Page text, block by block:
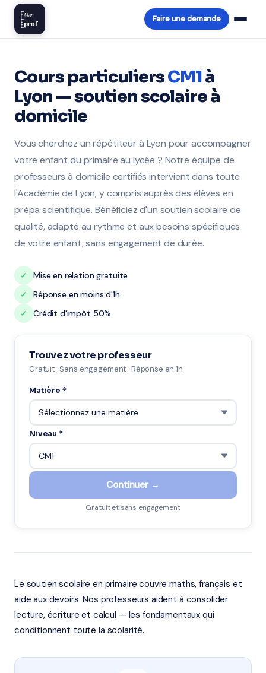
Mon
prof Faire une demande
Cours particuliersCM1 à
Lyon — soutien scolaire à
domicile
Vous cherchez un répétiteur à Lyon pour accompagner
votre enfant du primaire au lycée ? Notre équipe de
professeurs à domicile certifiés intervient dans toute
l'Académie de Lyon, y compris auprès des élèves en
prépa scientifique. Bénéficiez d'un soutien scolaire de
qualité, adapté au rythme et aux besoins spécifiques
de votre enfant, sans engagement de durée.
✓
Mise en relation gratuite
✓
Réponse en moins d'1h
✓
Crédit d'impôt 50%
Trouvez votre professeur
Gratuit · Sans engagement · Réponse en 1h
Matière *
Niveau *
Continuer →
Gratuit et sans engagement
Le soutien scolaire en primaire couvre maths, français et
aide aux devoirs. Nos professeurs aident à consolider
lecture, écriture et calcul — les fondamentaux qui
conditionnent toute la scolarité.